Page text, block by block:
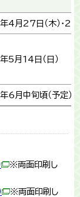
4月27日（木）・28日
5月14日（日）
6月中旬頃（予定）
※両面印刷し
※両面印刷し